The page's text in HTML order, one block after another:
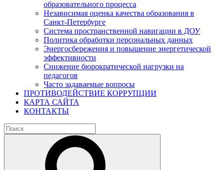
образовательного процесса
Независимая оценка качества образования в
Санкт-Петербурге
Система пространственной навигации в ДОУ
Политика обработки персональных данных
Энергосбережения и повышение энергетической
эффективности
Снижение бюрократической нагрузки на
педагогов
Часто задаваемые вопросы
ПРОТИВОДЕЙСТВИЕ КОРРУПЦИИ
КАРТА САЙТА
КОНТАКТЫ